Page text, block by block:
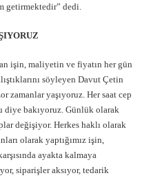
getirmektedir” dedi.
işin, maliyetin ve fiyatın her gün
söyleyen Davut Çetin
zamanlar yaşıyoruz. Her saat cep
diye bakıyoruz. Günlük olarak
değişiyor. Herkes haklı olarak
olarak yaptığımız işin,
ayakta kalmaya
siparişler aksıyor, tedarik